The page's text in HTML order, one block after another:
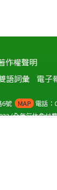
作權聲明
語詞彙 電子
6號 MAP 電話：
(全年無休免付